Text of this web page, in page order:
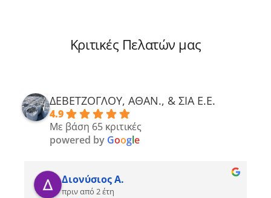
Κριτικές Πελατών μας
ΔΕΒΕΤΖΟΓΛΟΥ, ΑΘΑΝ., & ΣΙΑ Ε.Ε.
4.9
Με βάση 65 κριτικές
powered by Google
Διονύσιος Α.
πριν από 2 έτη